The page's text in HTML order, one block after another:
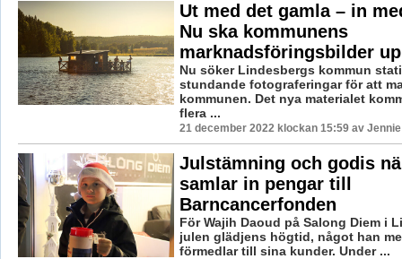
Ut med det gamla – in
Nu ska kommunens
marknadsföringsbilder
Nu söker Lindesbergs kommun
stundande fotograferingar för att
kommunen. Det nya materialet
flera ...
21 december 2022 klockan 15:59 av
Julstämning och godis
samlar in pengar till
Barncancerfonden
För Wajih Daoud på Salong Diem i
julen glädjens högtid, något han
förmedlar till sina kunder. Under ...